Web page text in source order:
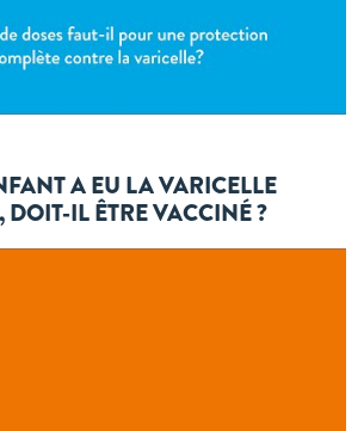
A EU LA VARICELLE
IL ÊTRE VACCINÉ ?